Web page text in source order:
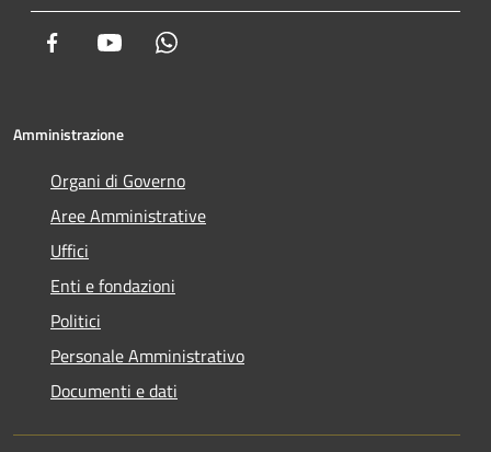
Facebook Youtube
Amministrazione
Organi di Governo
Aree Amministrative
Uffici
Enti e fondazioni
Politici
Personale Amministrativo
Documenti e dati